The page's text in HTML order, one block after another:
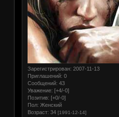
Зарегистрирован: 2007-11-13
Приглашений: 0
Сообщений: 43
Уважение: [+4/-0]
Позитив: [+0/-0]
Пол: Женский
Возраст: 34 [1991-12-14]